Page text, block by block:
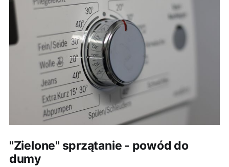
"Zielone" sprzątanie - powód do
dumy